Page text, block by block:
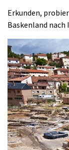
Erkunden,
Baskenland nach